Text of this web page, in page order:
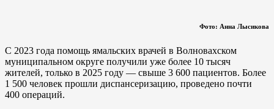
Фото: Анна Лысикова
С 2023 года помощь ямальских врачей в Волновахском
муниципальном округе получили уже более 10 тысяч
жителей, только в 2025 году — свыше 3 600 пациентов. Более
1 500 человек прошли диспансеризацию, проведено почти
400 операций.